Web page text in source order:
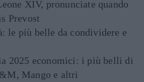
XIV, pronunciate quando
Prevost
le più belle da condividere e
2025 economici: i più belli di
Mango e altri